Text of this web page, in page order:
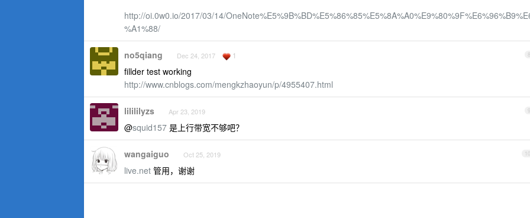
http://oi.0w0.io/2017/03/14/
%A1%88/
8
no5qiang Dec 24, 2017 1
fillder test working
http://www.cnblogs.com/mengkzhaoyun/p/4955407.html
9
lilililyzs Apr 23, 2019
@squid157 是上行带宽不够吧？
10
wangaiguo Oct 25, 2019
live.net 管用，谢谢